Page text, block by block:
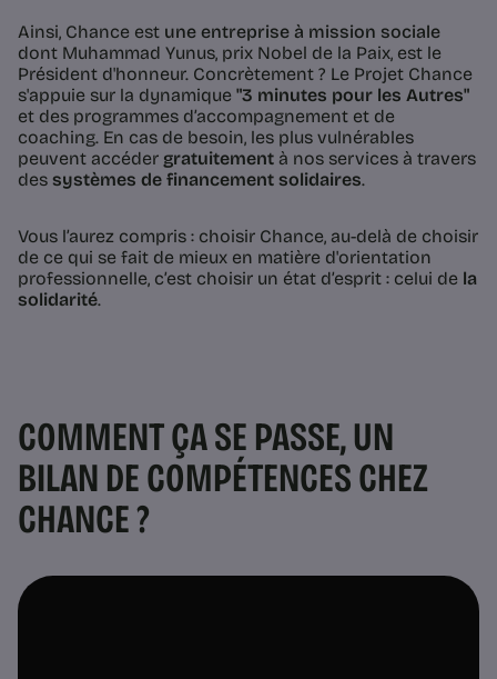
Ainsi, Chance est une entreprise à mission sociale
dont Muhammad Yunus, prix Nobel de la Paix, est le
Président d'honneur. Concrètement ? Le Projet Chance
s'appuie sur la dynamique "3 minutes pour les Autres"
et des programmes d’accompagnement et de
coaching. En cas de besoin, les plus vulnérables
peuvent accéder gratuitement à nos services à travers
des systèmes de financement solidaires.
Vous l’aurez compris : choisir Chance, au-delà de choisir
de ce qui se fait de mieux en matière d'orientation
professionnelle, c’est choisir un état d’esprit : celui de la
solidarité.
COMMENT ÇA SE PASSE, UN
BILAN DE COMPÉTENCES CHEZ
CHANCE ?